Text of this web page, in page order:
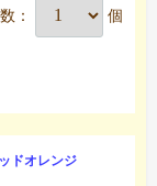
： 個
ドオレンジ